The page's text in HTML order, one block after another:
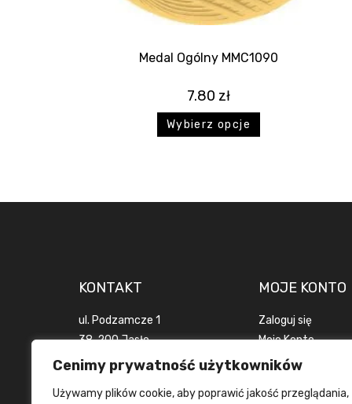
Cenimy prywatność użytkowników
Używamy plików cookie, aby poprawić jakość przeglądania,
Medal Ogólny MMC1090
7.80 zł
Wybierz opcje
KONTAKT
ul. Podzamcze 1
38-200 Jasło
woj. podkarpackie
+48 694 916 924
MOJE KONTO
Zaloguj się
Moje Konto
Zamówienia